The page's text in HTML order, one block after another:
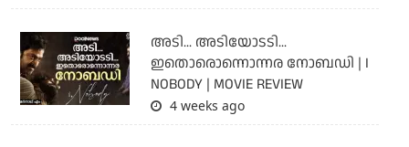
അടി... അടിയോടടി...
ഇതൊരൊന്നൊന്നര നോബഡി | I
NOBODY | MOVIE REVIEW
4 weeks ago